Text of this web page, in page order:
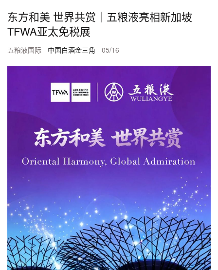
东方和美 世界共赏｜五粮液亮相新加坡
TFWA亚太免税展
五粮液国际 中国白酒金三角 05/16